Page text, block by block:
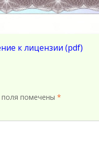
к лицензии (pdf)
помечены *